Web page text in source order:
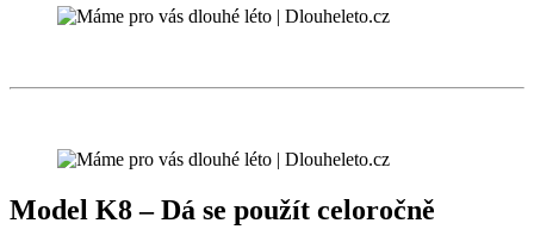
Model K8 – Dá se použít celoročně